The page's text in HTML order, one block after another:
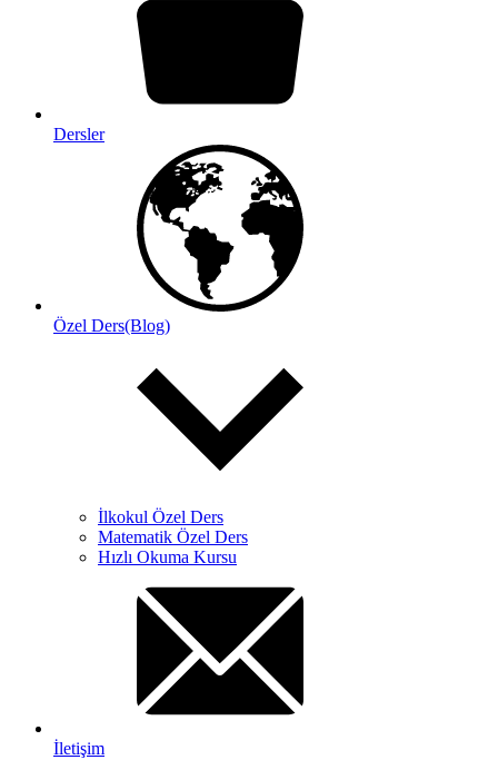
Dersler
Özel Ders(Blog)
İlkokul Özel Ders
Matematik Özel Ders
Hızlı Okuma Kursu
İletişim